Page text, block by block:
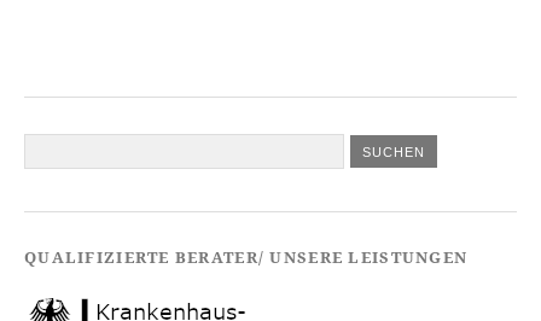
QUALIFIZIERTE BERATER/ UNSERE LEISTUNGEN